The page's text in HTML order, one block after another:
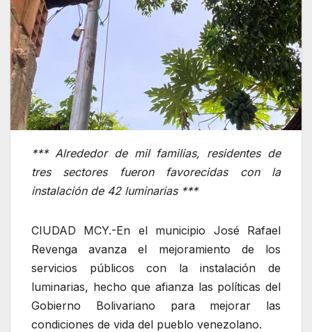
*** Alrededor de mil familias, residentes de
tres sectores fueron favorecidas con la
instalación de 42 luminarias ***
CIUDAD MCY.-En el municipio José Rafael
Revenga avanza el mejoramiento de los
servicios públicos con la instalación de
luminarias, hecho que afianza las políticas del
Gobierno Bolivariano para mejorar las
condiciones de vida del pueblo venezolano.